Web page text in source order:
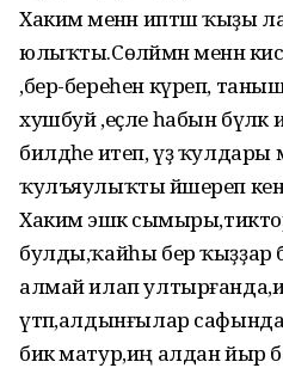
Хакимә менән иптәш ҡыҙы
юлыҡты.Сөләймән менән
,бер-береһен күреп,
хушбуй ,еҫле һабын бүләк
билдәһе итеп, үҙ ҡулдары
ҡулъяулыҡты йәшереп
Хакимә эшкә
булды,ҡайһы бер ҡыҙҙар
алмай илап
үтәп,алдынғылар
бик матур,иң алдан йыр